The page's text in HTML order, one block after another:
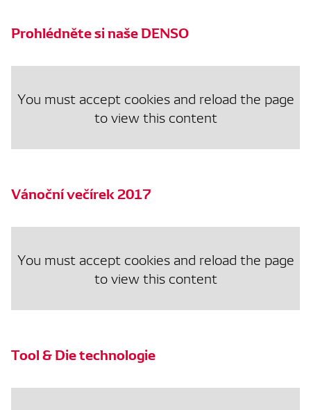
Prohlédněte si naše DENSO
You must accept cookies and reload the page
to view this content
Vánoční večírek 2017
You must accept cookies and reload the page
to view this content
Tool & Die technologie